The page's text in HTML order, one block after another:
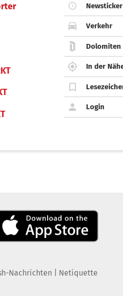
Newsticker
Verkehr
Dolomiten
In der
Login
Nachrichten Netiquette